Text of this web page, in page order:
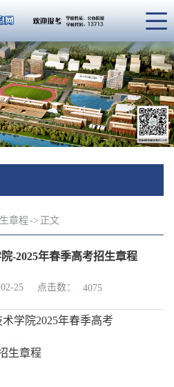
章程 -> 正文
-2025年春季高考招生章程
25 点击数： 4075
术学院2025年春季高考
生章程